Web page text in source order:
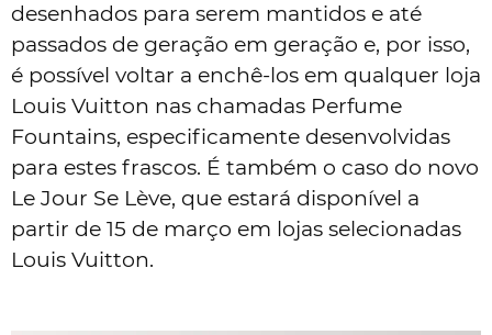
desenhados para serem mantidos e até
passados de geração em geração e, por isso,
é possível voltar a enchê-los em qualquer loja
Louis Vuitton nas chamadas Perfume
Fountains, especificamente desenvolvidas
para estes frascos. É também o caso do novo
Le Jour Se Lève, que estará disponível a
partir de 15 de março em lojas selecionadas
Louis Vuitton.